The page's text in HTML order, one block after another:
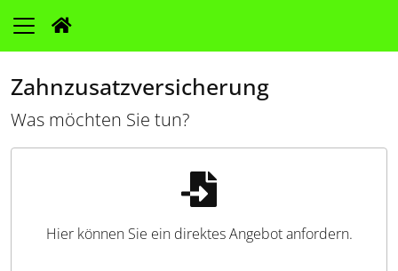
Zahnzusatzversicherung
Was möchten Sie tun?
Hier können Sie ein direktes Angebot anfordern.